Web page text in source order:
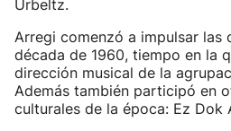
Urbeltz.
Arregi comenzó a impulsar las
década de 1960, tiempo en la
dirección musical de la
Además también participó en
culturales de la época: Ez Dok